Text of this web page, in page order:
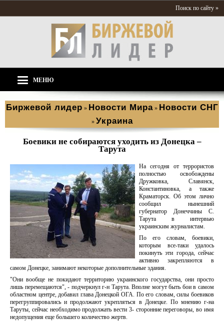
Поиск по сайту »
МЕНЮ
Биржевой лидер » Новости Мира » Новости СНГ
» Украина
Боевики не собираются уходить из Донецка –
Тарута
На сегодня от террористов
полностью освобождены
Дружковка, Славянск,
Константиновка, а также
Краматорск. Об этом лично
сообщил нынешний
губернатор Донеччины С.
Тарута в интервью
украинским журналистам.
По его словам, боевики,
которым все-таки удалось
покинуть эти города, сейчас
активно закрепляются в
самом Донецке, занимают некоторые дополнительные здания.
"Они вообще не покидают территорию украинского государства, они просто
лишь перемещаются", - подчеркнул г-н Тарута. Вполне могут быть бои в самом
областном центре, добавил глава Донецкой ОГА. По его словам, силы боевиков
перегруппировались и продолжают укрепляться в Донецке. По мнению г-на
Таруты, сейчас необходимо продолжать вести 3- сторонние переговоры, во имя
недопущения еще большего количество жертв.